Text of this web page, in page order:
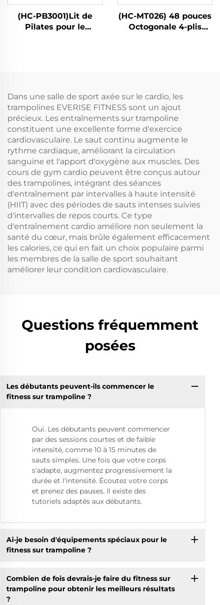
(HC-PB3001)Lit de
Pilates pour le
(HC-MT026) 48 pouces
Octogonale 4-plis
Dans une salle de sport axée sur le cardio, les
trampolines EVERISE FITNESS sont un ajout
précieux. Les entraînements sur trampoline
constituent une excellente forme d'exercice
cardiovasculaire. Le saut continu augmente le
rythme cardiaque, améliorant la circulation
sanguine et l'apport d'oxygène aux muscles. Des
cours de gym cardio peuvent être conçus autour
des trampolines, intégrant des séances
d'entraînement par intervalles à haute intensité
(HIIT) avec des périodes de sauts intenses suivies
d'intervalles de repos courts. Ce type
d'entraînement cardio améliore non seulement la
santé du cœur, mais brûle également efficacement
les calories, ce qui en fait un choix populaire parmi
les membres de la salle de sport souhaitant
améliorer leur condition cardiovasculaire.
Questions fréquemment
posées
Les débutants peuvent-ils commencer le
fitness sur trampoline ?
Oui. Les débutants peuvent commencer
par des sessions courtes et de faible
intensité, comme 10 à 15 minutes de
sauts simples. Une fois que votre corps
s'adapte, augmentez progressivement la
durée et l'intensité. Écoutez votre corps
et prenez des pauses. Il existe des
tutoriels adaptés aux débutants.
Ai-je besoin d'équipements spéciaux pour le
fitness sur trampoline ?
Combien de fois devrais-je faire du fitness sur
trampoline pour obtenir les meilleurs résultats
?